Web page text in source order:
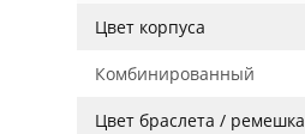
Цвет корпуса
Комбинированный
Цвет браслета / ремешка